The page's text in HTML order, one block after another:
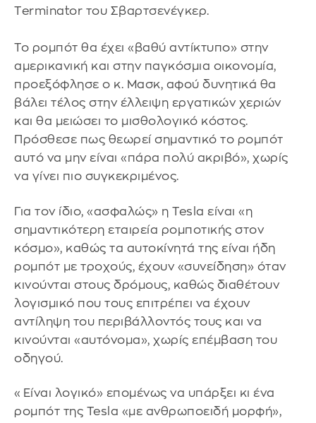
Τerminator του Σβαρτσενέγκερ.
Το ρομπότ θα έχει «βαθύ αντίκτυπο» στην
αμερικανική και στην παγκόσμια οικονομία,
προεξόφλησε ο κ. Μασκ, αφού δυνητικά θα
βάλει τέλος στην έλλειψη εργατικών χεριών
και θα μειώσει το μισθολογικό κόστος.
Πρόσθεσε πως θεωρεί σημαντικό το ρομπότ
αυτό να μην είναι «πάρα πολύ ακριβό», χωρίς
να γίνει πιο συγκεκριμένος.
Για τον ίδιο, «ασφαλώς» η Tesla είναι «η
σημαντικότερη εταιρεία ρομποτικής στον
κόσμο», καθώς τα αυτοκίνητά της είναι ήδη
ρομπότ με τροχούς, έχουν «συνείδηση» όταν
κινούνται στους δρόμους, καθώς διαθέτουν
λογισμικό που τους επιτρέπει να έχουν
αντίληψη του περιβάλλοντός τους και να
κινούνται «αυτόνομα», χωρίς επέμβαση του
οδηγού.
«Είναι λογικό» επομένως να υπάρξει κι ένα
ρομπότ της Tesla «με ανθρωποειδή μορφή»,